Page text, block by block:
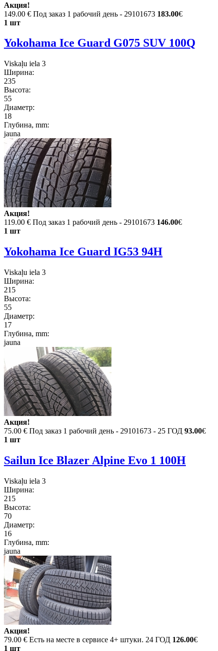
Акция!
149.00 € Под заказ 1 рабочий день - 29101673 183.00€
1 шт
Yokohama Ice Guard G075 SUV 100Q
Viskaļu iela 3
Ширина:
235
Высота:
55
Диаметр:
18
Глубина, mm:
jauna
Акция!
119.00 € Под заказ 1 рабочий день - 29101673 146.00€
1 шт
Yokohama Ice Guard IG53 94H
Viskaļu iela 3
Ширина:
215
Высота:
55
Диаметр:
17
Глубина, mm:
jauna
Акция!
75.00 € Под заказ 1 рабочий день - 29101673 - 25 ГОД 93.00€
1 шт
Sailun Ice Blazer Alpine Evo 1 100H
Viskaļu iela 3
Ширина:
215
Высота:
70
Диаметр:
16
Глубина, mm:
jauna
Акция!
79.00 € Есть на месте в сервисе 4+ штуки. 24 ГОД 126.00€
1 шт